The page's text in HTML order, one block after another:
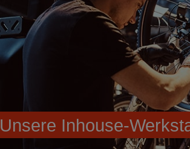
Unsere Inhouse-